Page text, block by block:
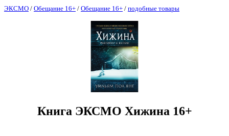
ЭКСМО / Обещание 16+ / Обещание 16+ / подобные товары
Книга ЭКСМО Хижина 16+